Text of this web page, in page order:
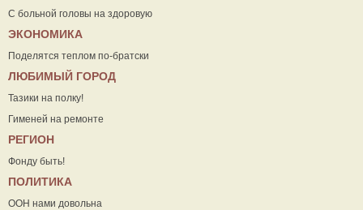
С больной головы на здоровую
ЭКОНОМИКА
Поделятся теплом по-братски
ЛЮБИМЫЙ ГОРОД
Тазики на полку!
Гименей на ремонте
РЕГИОН
Фонду быть!
ПОЛИТИКА
ООН нами довольна